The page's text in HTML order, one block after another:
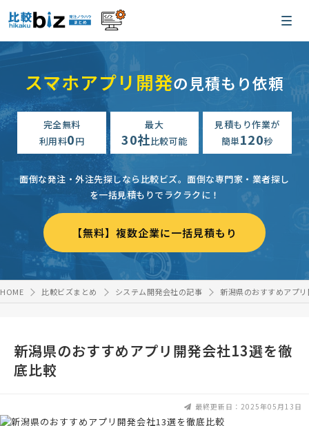
スマホアプリ開発の見積もり依頼
完全無料
利用料0円
最大
30社比較可能
見積もり作業が
簡単120秒
面倒な発注・外注先探しなら比較ビズ。 面倒な専門家・業者探し
を一括見積もりでラクラクに！
【無料】複数企業に一括見積もり
HOME 比較ビズまとめ システム開発会社の記事 新潟県のおすすめアプ
新潟県のおすすめアプリ開発会社13選を徹
底比較
最終更新日：2025年05月13日